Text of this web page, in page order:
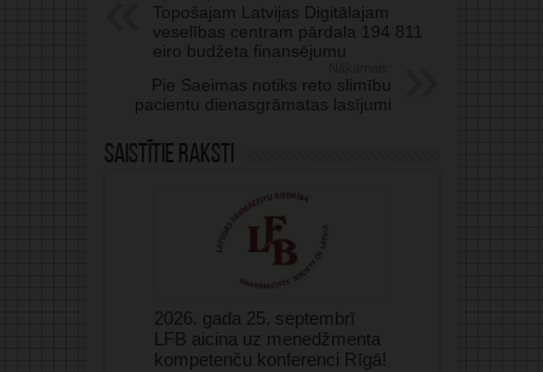
Topošajam Latvijas Digitālajam
veselības centram pārdala 194 811
eiro budžeta finansējumu
Pie Saeimas notiks reto slimību
pacientu dienasgrāmatas lasījumi
Saistītie raksti
2026. gada 25. septembrī
LFB aicina uz menedžmenta
kompetenču konferenci Rīgā!